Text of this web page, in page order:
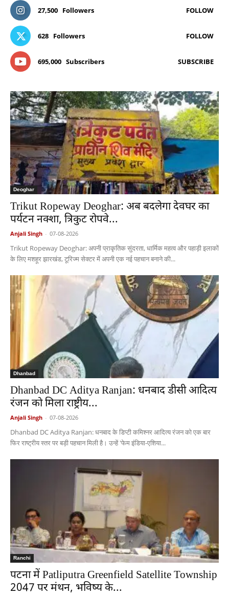
27,500 Followers FOLLOW
628 Followers FOLLOW
695,000 Subscribers SUBSCRIBE
Deoghar
Trikut Ropeway Deoghar: अब बदलेगा देवघर का
पर्यटन नक्शा, त्रिकुट रोपवे...
Anjali Singh - 07-08-2026
Trikut Ropeway Deoghar: अपनी प्राकृतिक सुंदरता, धार्मिक महत्व और पहाड़ी इलाकों
के लिए मशहूर झारखंड, टूरिज्म सेक्टर में अपनी एक नई पहचान बनाने की...
Dhanbad
Dhanbad DC Aditya Ranjan: धनबाद डीसी आदित्य
रंजन को मिला राष्ट्रीय...
Anjali Singh - 07-08-2026
Dhanbad DC Aditya Ranjan: धनबाद के डिप्टी कमिश्नर आदित्य रंजन को एक बार
फिर राष्ट्रीय स्तर पर बड़ी पहचान मिली है। उन्हें 'फेम इंडिया-एशिया...
Ranchi
पटना में Patliputra Greenfield Satellite Township
2047 पर मंथन, भविष्य के...